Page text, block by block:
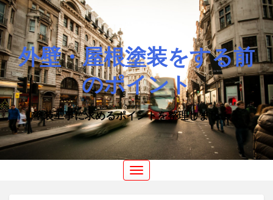
外壁・屋根塗装をする前
のポイント
塗装工事に求めるポイントを整理しましょう
Toggle
navigation